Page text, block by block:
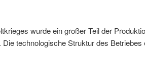
wurde ein großer Teil der
Die technologische Struktur des